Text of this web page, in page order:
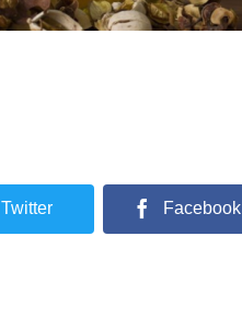
Twitter Facebook